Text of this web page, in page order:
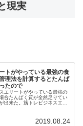
現実
トがやっている最強の食
理法を計算するとたんぱ
たので
エリートがやっている最強の
合たんぱく質が全然足りてい
出来た。筋トレビジネスエリ
2019.08.24